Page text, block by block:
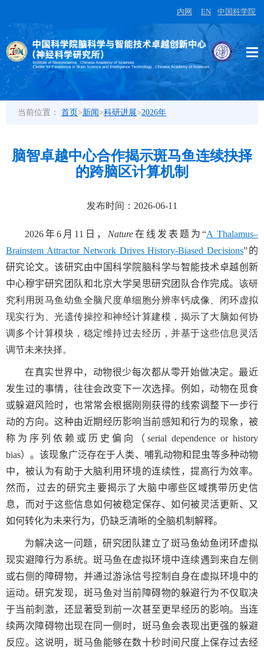
内网 EN 中国科学院
当前位置： 首页>新闻>科研进展>2026年
脑智卓越中心合作揭示斑马鱼连续抉择
的跨脑区计算机制
发布时间：2026-06-11
2026年6 月 11 日， Nature在线发表题为“A Thalamus–
Brainstem Attractor Network Drives History-Biased Decisions”的
研究论文。该研究由中国科学院脑科学与智能技术卓越创新
中心穆宇研究团队和北京大学吴思研究团队合作完成。 该研
究利用斑马鱼幼鱼全脑尺度单细胞分辨率钙成像、闭环虚拟
现实行为、光遗传操控和神经计算建模，揭示了大脑如何协
调多个计算模块，稳定维持过去经历，并基于这些信息灵活
调节未来抉择。
在真实世界中，动物很少每次都从零开始做决定。最近
发生过的事情，往往会改变下一次选择。例如，动物在觅食
或躲避风险时，也常常会根据刚刚获得的线索调整下一步行
动的方向。这种由近期经历影响当前感知和行为的现象，被
称为序列依赖或历史偏向（ serial dependence or history
bias）。该现象广泛存在于人类、哺乳动物和昆虫等多种动物
中，被认为有助于大脑利用环境的连续性，提高行为效率。
然而，过去的研究主要揭示了大脑中哪些区域携带历史信
息，而对于这些信息如何被稳定保存、如何被灵活更新、又
如何转化为未来行为，仍缺乏清晰的全脑机制解释。
为解决这一问题，研究团队建立了斑马鱼幼鱼闭环虚拟
现实避障行为系统。斑马鱼在虚拟环境中连续遇到来自左侧
或右侧的障碍物，并通过游泳信号控制自身在虚拟环境中的
运动。研究发现，斑马鱼对当前障碍物的躲避行为不仅取决
于当前刺激，还显著受到前一次甚至更早经历的影响。当连
续两次障碍物出现在同一侧时，斑马鱼会表现出更强的躲避
反应。这说明，斑马鱼能够在数十秒时间尺度上保存过去经